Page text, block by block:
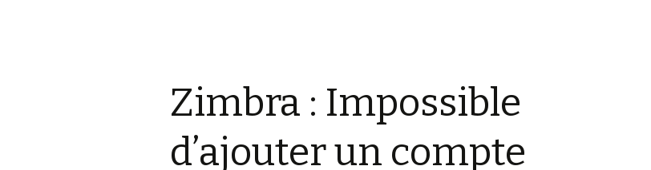
Zimbra : Impossible
d’ajouter un compte